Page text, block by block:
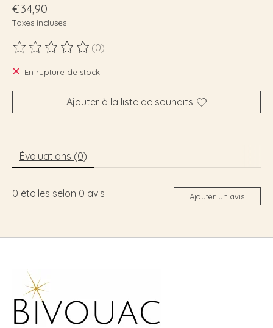
€34,90
Taxes incluses
Ce produit est évalué à
(0)
En rupture de stock
Ajouter à la liste de souhaits
Évaluations (0)
0 étoiles selon 0 avis Ajouter un avis